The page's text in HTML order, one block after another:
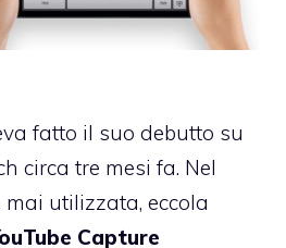
fatto il suo debutto su
circa tre mesi fa. Nel
mai utilizzata, eccola
Capture